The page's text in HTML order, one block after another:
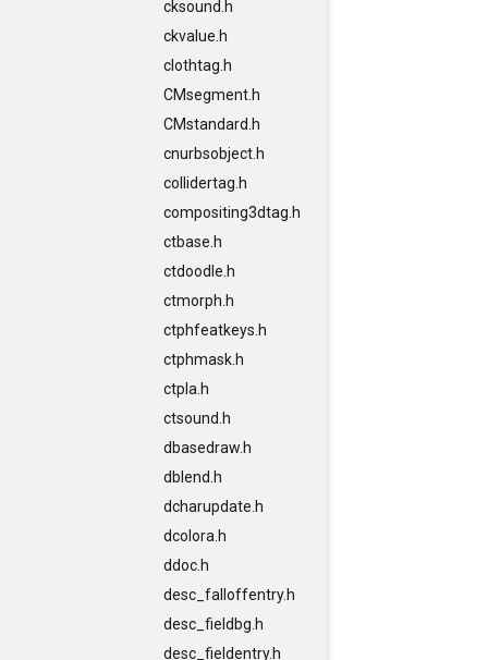
cksound.h
ckvalue.h
clothtag.h
CMsegment.h
CMstandard.h
cnurbsobject.h
collidertag.h
compositing3dtag.h
ctbase.h
ctdoodle.h
ctmorph.h
ctphfeatkeys.h
ctphmask.h
ctpla.h
ctsound.h
dbasedraw.h
dblend.h
dcharupdate.h
dcolora.h
ddoc.h
desc_falloffentry.h
desc_fieldbg.h
desc_fieldentry.h